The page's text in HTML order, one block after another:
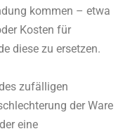
kommen – etwa
Kosten für
diese zu ersetzen.
zufälligen
der Ware
eine